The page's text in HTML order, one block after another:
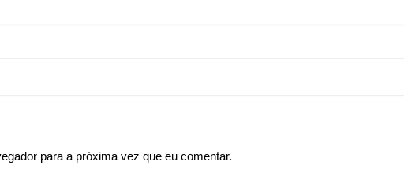
para a próxima vez que eu comentar.